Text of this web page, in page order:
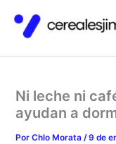
contenido
Ni leche ni
ayudan a
PorChlo Morata /9 de